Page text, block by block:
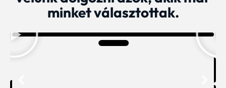
minket választottak.